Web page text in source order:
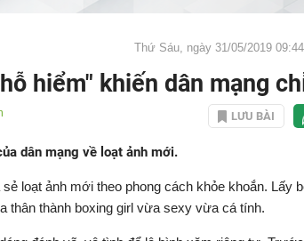
Thứ Sáu, ngày 31/05/2019
hiểm" khiến dân mạng
LƯU BÀI
dân mạng về loạt ảnh mới.
loạt ảnh mới theo phong cách khỏe khoắn. Lấy
thân thành boxing girl vừa sexy vừa cá tính.